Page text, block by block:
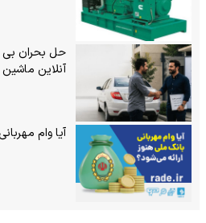
حل بحران بی‌
آنلاین ماشین
آیا وام